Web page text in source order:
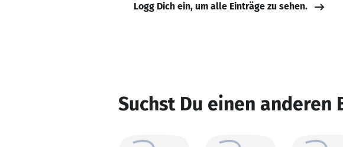
Logg Dich ein, um alle Einträge zu sehen.
Suchst Du einen anderen